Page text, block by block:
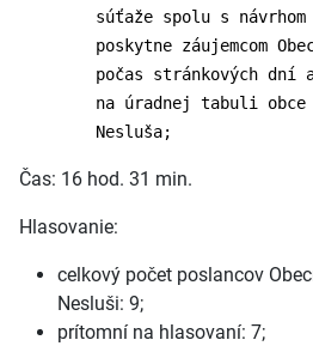
súťaže spolu s
poskytne záujemcom
počas stránkových dní
na úradnej tabuli obce
Nesluša;
Čas: 16 hod. 31 min.
Hlasovanie:
celkový počet poslancov
Nesluši: 9;
prítomní na hlasovaní: 7;